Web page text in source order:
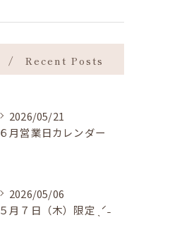
Recent Posts
2026/05/21
６月営業日カレンダー
2026/05/06
５月７日（木）限定 ˎˊ˗